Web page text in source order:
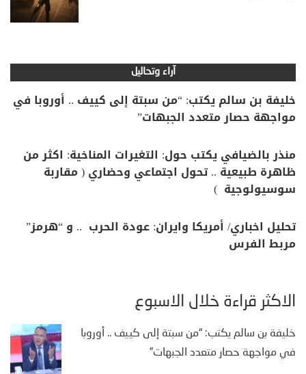
آراء وتحاليل
خليفة بن سالم يكتب: “من سبتة إلى كييف .. أوروبا في
مواجهة حصار متعدد الجبهات”
منذر بالضيافي يكتب حول: التغيرات المناخية: اكثر من
ظاهرة طبيعية .. تحول اجتماعي وحضاري ( مقاربة
سوسيولوجية )
تحليل اخباري/ أمريكا وايران: عودة الحرب .. و “هرمز”
مربط الفرس
الأكثر قراءة خلال الأسبوع
خليفة بن سالم يكتب: “من سبتة إلى كييف .. أوروبا
في مواجهة حصار متعدد الجبهات”